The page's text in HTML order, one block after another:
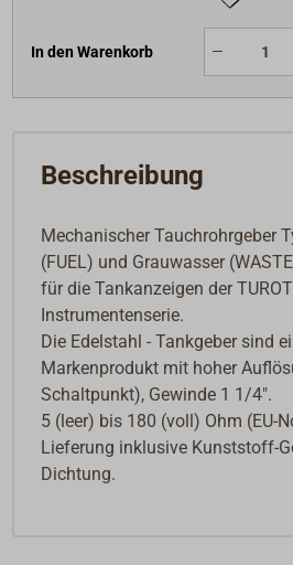
In den Warenkorb
Beschreibung
Mechanischer Tauchrohrgeber
(FUEL) und Grauwasser
für die Tankanzeigen der
Instrumentenserie.
Die Edelstahl - Tankgeber sind
Markenprodukt mit hoher
Schaltpunkt), Gewinde 1 1/4".
5 (leer) bis 180 (voll) Ohm (EU-
Lieferung inklusive Kunststoff-
Dichtung.